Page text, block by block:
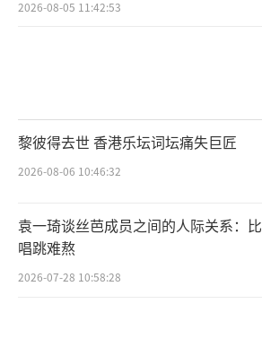
2026-08-05 11:42:53
黎彼得去世 香港乐坛词坛痛失巨匠
2026-08-06 10:46:32
袁一琦谈丝芭成员之间的人际关系：比
唱跳难熬
2026-07-28 10:58:28